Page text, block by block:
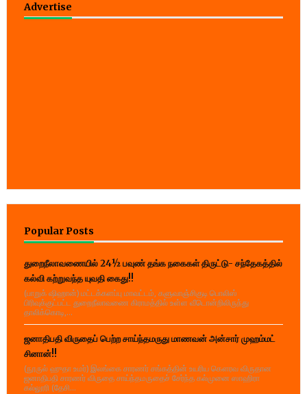
Advertise
Popular Posts
துறைநீலாவணையில் 24½ பவுண் தங்க நகைகள் திருட்டு- சந்தேகத்தில்
கல்வி கற்றுவந்த யுவதி கைது!!
(பாறுக் ஷிஹான்) மட்டக்களப்பு மாவட்டம், களுவாஞ்சிகுடி பொலிஸ்
பிரிவுக்குட்பட்ட துறைநீலாவணை கிராமத்தில் உள்ள வீடொன்றிலிருந்து
தாலிக்கொடி,...
ஜனாதிபதி விருதைப் பெற்ற சாய்ந்தமருது மாணவன் அன்சார் முஹம்மட்
சினான்!!
(நூருல் ஹுதா உமர்) இலங்கை சாரணர் சங்கத்தின் உயரிய கௌரவ விருதான
ஜனாதிபதி சாரணர் விருதை சாய்ந்தமருதைச் சேர்ந்த கல்முனை ஸாஹிரா
கல்லூரி (தேசி...